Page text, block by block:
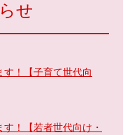
せ
す！【子育て世代向
！【若者世代向け・